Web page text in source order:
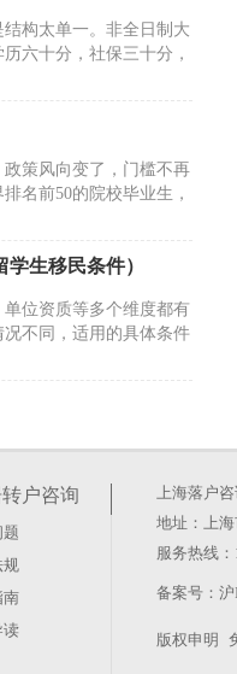
构太单一。非全日制大
六十分，社保三十分，
策风向变了，门槛不再
名前50的院校毕业生，
生移民条件）
位资质等多个维度都有
不同，适用的具体条件
定窗口期内来沪就业并
）
世界排名前50高校的留
转户咨询
规
南
读
上海落户咨
地址：上
服务热线
备案号： 沪
版权申明